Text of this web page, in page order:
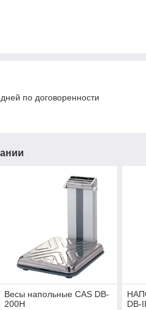
по договоренности
Весы напольные CAS DB-
200H
DB-